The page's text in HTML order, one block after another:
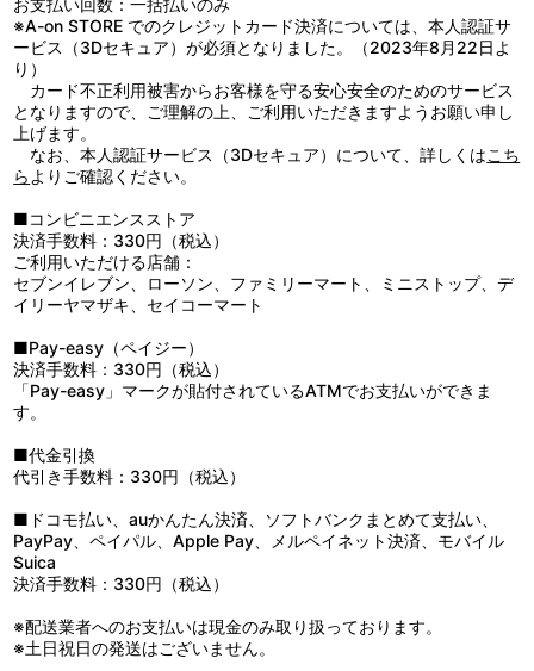
ED（全4種／いんく編・すみ編・ありす編・#13）
●#5.5〈総集編〉「すみと瑠璃子のもえたんダイアリー」
他、仕様
●キャラクター原案・POP 描き下ろし収納BOX
●アニメーションキャラクターデザイン・西尾公伯 描き下ろしイン
ナージャケット
んくに向かって唐突に告げる。「今日から魔法少女になれ！」「わ
かりました！私、魔法少女やります！」こうして生まれたマジカル
ティーチャー・ぱすてるインク、果たして悩める受験生を救うこと
はできるのか！？
お支払い回数：一括払いのみ
※A-on STORE でのクレジットカード決済については、本人認証サ
ービス（3Dセキュア）が必須となりました。（2023年8月22日よ
り）
カード不正利用被害からお客様を守る安心安全のためのサービス
となりますので、ご理解の上、ご利用いただきますようお願い申し
上げます。
なお、本人認証サービス（3Dセキュア）について、詳しくはこち
ら よりご確認ください。
■コンビニエンスストア
決済手数料：330円（税込）
ご利用いただける店舗：
セブンイレブン、ローソン、ファミリーマート、ミニストップ、デ
イリーヤマザキ、セイコーマート
■Pay-easy（ペイジー）
決済手数料：330円（税込）
「Pay-easy」マークが貼付されているATMでお支払いができま
す。
■代金引換
代引き手数料：330円（税込）
■ドコモ払い、auかんたん決済、ソフトバンクまとめて支払い、
PayPay、ペイパル、Apple Pay、メルペイネット決済、モバイル
Suica
決済手数料：330円（税込）
※配送業者へのお支払いは現金のみ取り扱っております。
※土日祝日の発送はございません。